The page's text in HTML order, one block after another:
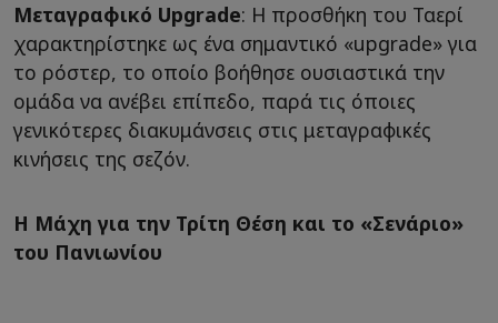
Μεταγραφικό Upgrade: Η προσθήκη του Ταερί
χαρακτηρίστηκε ως ένα σημαντικό «upgrade» για
το ρόστερ, το οποίο βοήθησε ουσιαστικά την
ομάδα να ανέβει επίπεδο, παρά τις όποιες
γενικότερες διακυμάνσεις στις μεταγραφικές
κινήσεις της σεζόν.
Η Μάχη για την Τρίτη Θέση και το «Σενάριο»
του Πανιωνίου